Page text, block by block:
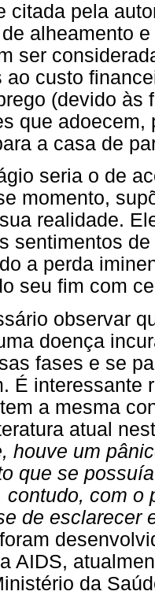
citada pela
alheamento
ser
ao custo
(devido às
que
a casa de
seria o de
momento,
realidade.
sentimentos
a perda
seu fim com
observar
doença
fases e se
É interessante
a mesma
atual
houve um
que se
contudo, com o
de esclarecer
AIDS,
da